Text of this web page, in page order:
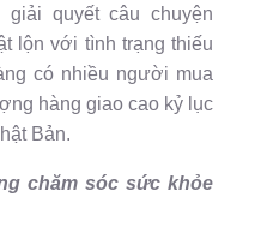
quyết câu chuyện
lộn với tình trạng thiếu
có nhiều người mua
hàng giao cao kỷ lục
Bản.
chăm sóc sức khỏe